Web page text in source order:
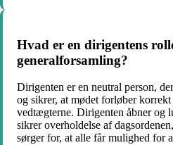
Hvad er en dirigentens
generalforsamling?
Dirigenten er en neutral person,
og sikrer, at mødet forløber korrekt
vedtægterne. Dirigenten åbner og
sikrer overholdelse af
sørger for, at alle får mulighed for